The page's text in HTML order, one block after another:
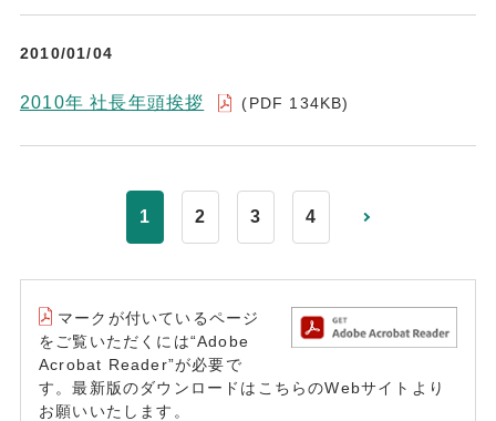
2010/01/04
2010年 社長年頭挨拶 (PDF 134KB)
1 2 3 4
マークが付いているページ
をご覧いただくには“Adobe
Acrobat Reader”が必要で
す。最新版のダウンロードはこちらのWebサイトより
お願いいたします。